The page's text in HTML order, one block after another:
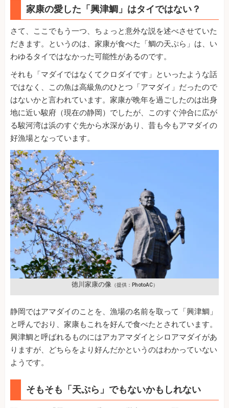
家康の愛した「興津鯛」はタイではない？
さて、ここでもう一つ、ちょっと意外な説を述べさせていた
だきます。というのは、家康が食べた「鯛の天ぷら」は、い
わゆるタイではなかった可能性があるのです。
それも「マダイではなくてクロダイです」といったような話
ではなく、この魚は高級魚のひとつ「アマダイ」だったので
はないかと言われています。家康が晩年を過ごしたのは出身
地に近い駿府（現在の静岡）でしたが、このすぐ沖合に広が
る駿河湾は浜のすぐ先から水深があり、昔も今もアマダイの
好漁場となっています。
徳川家康の像 （提供：PhotoAC）
静岡ではアマダイのことを、漁場の名前を取って「興津鯛」
と呼んでおり、家康もこれを好んで食べたとされています。
興津鯛と呼ばれるものにはアカアマダイとシロアマダイがあ
りますが、どちらをより好んだかというのはわかっていない
ようです。
そもそも「天ぷら」でもないかもしれない